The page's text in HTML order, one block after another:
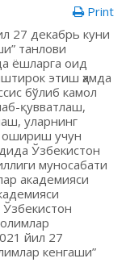
Print
27 декабрь куни
танлови
ёшларга оид
этиш ҳамда
бўлиб камол
қувватлаш,
уларнинг
ошириш учун
Ўзбекистон
муносабати
академияси
йил 27
кенгаши”